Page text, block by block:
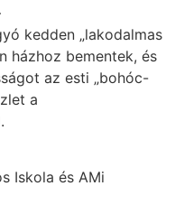
kedden „lakodalmas
házhoz bementek, és
az esti „bohóc-
a
Iskola és AMi